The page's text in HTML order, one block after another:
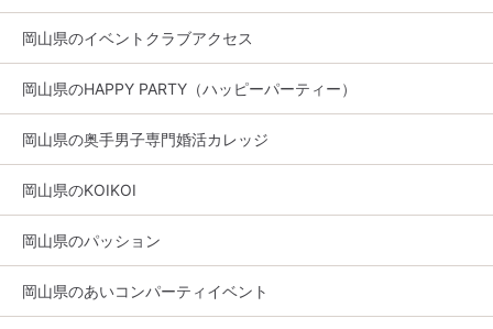
岡山県のイベントクラブアクセス
岡山県のHAPPY PARTY（ハッピーパーティー）
岡山県の奥手男子専門婚活カレッジ
岡山県のKOIKOI
岡山県のパッション
岡山県のあいコンパーティイベント